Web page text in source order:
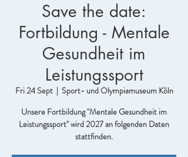
Save the date:
Fortbildung - Mentale
Gesundheit im
Leistungssport
Fri 24 Sept
  |
Sport- und Olympiamuseum Köln
Unsere Fortbildung "Mentale Gesundheit im
Leistungssport" wird 2027 an folgenden Daten
stattfinden.